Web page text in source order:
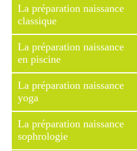
La préparation naissance
classique
La préparation naissance
en piscine
La préparation naissance
yoga
La préparation naissance
sophrologie